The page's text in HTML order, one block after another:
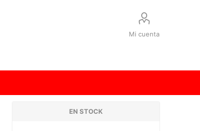
Mi cuenta
EN STOCK